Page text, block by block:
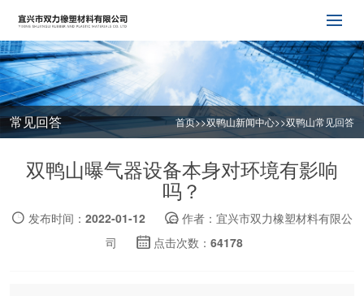
常见回答 首页>>双鸭山新闻中心>>双鸭山常见回答
双鸭山曝气器设备本身对环境有影响
吗？
发布时间：2022-01-12
作者：宜兴市双力橡塑材料有限公
司
点击次数：64178